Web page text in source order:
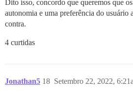
Dito isso, concordo que queremos que
autonomia e uma preferência do usuário
contra.
4 curtidas
Jonathan5 Setembro 22, 2022,
18